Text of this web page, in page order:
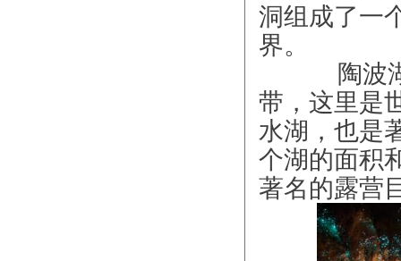
洞组成了一
界。
陶波湖
带，这里是
水湖，也是
个湖的面积
著名的露营